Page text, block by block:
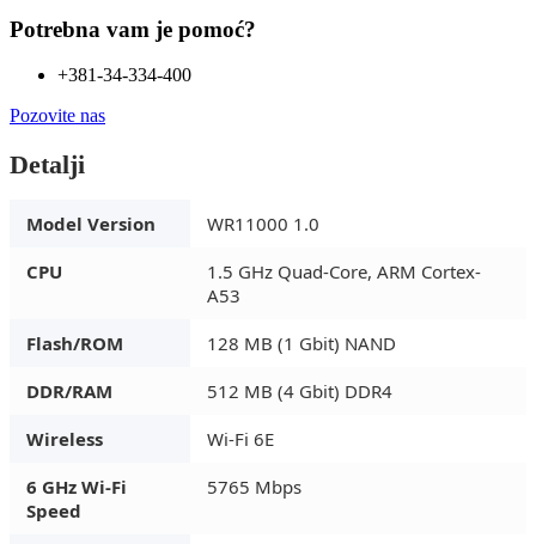
Potrebna vam je pomoć?
+381-34-334-400
Pozovite nas
Detalji
Model Version
WR11000 1.0
CPU
1.5 GHz Quad-Core, ARM Cortex-
A53
Flash/ROM
128 MB (1 Gbit) NAND
DDR/RAM
512 MB (4 Gbit) DDR4
Wireless
Wi-Fi 6E
6 GHz Wi-Fi
Speed
5765 Mbps